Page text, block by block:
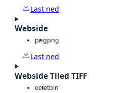
Last ned
Webside
pngpng
Last ned
Webside Tiled TIFF
octetbin